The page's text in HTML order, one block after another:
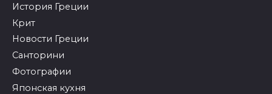
История Греции
Крит
Новости Греции
Санторини
Фотографии
Японская кухня